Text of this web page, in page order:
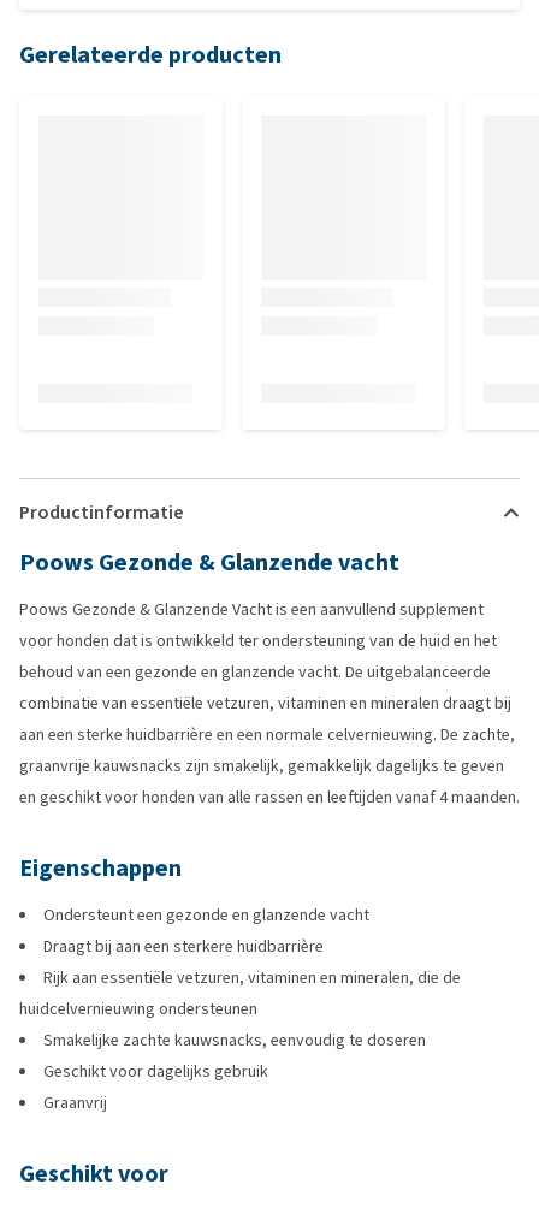
Gerelateerde producten
Productinformatie
Poows Gezonde & Glanzende vacht
Poows Gezonde & Glanzende Vacht is een aanvullend supplement
voor honden dat is ontwikkeld ter ondersteuning van de huid en het
behoud van een gezonde en glanzende vacht. De uitgebalanceerde
combinatie van essentiële vetzuren, vitaminen en mineralen draagt bij
aan een sterke huidbarrière en een normale celvernieuwing. De zachte,
graanvrije kauwsnacks zijn smakelijk, gemakkelijk dagelijks te geven
en geschikt voor honden van alle rassen en leeftijden vanaf 4 maanden.
Eigenschappen
Ondersteunt een gezonde en glanzende vacht
Draagt bij aan een sterkere huidbarrière
Rijk aan essentiële vetzuren, vitaminen en mineralen, die de
huidcelvernieuwing ondersteunen
Smakelijke zachte kauwsnacks, eenvoudig te doseren
Geschikt voor dagelijks gebruik
Graanvrij
Geschikt voor